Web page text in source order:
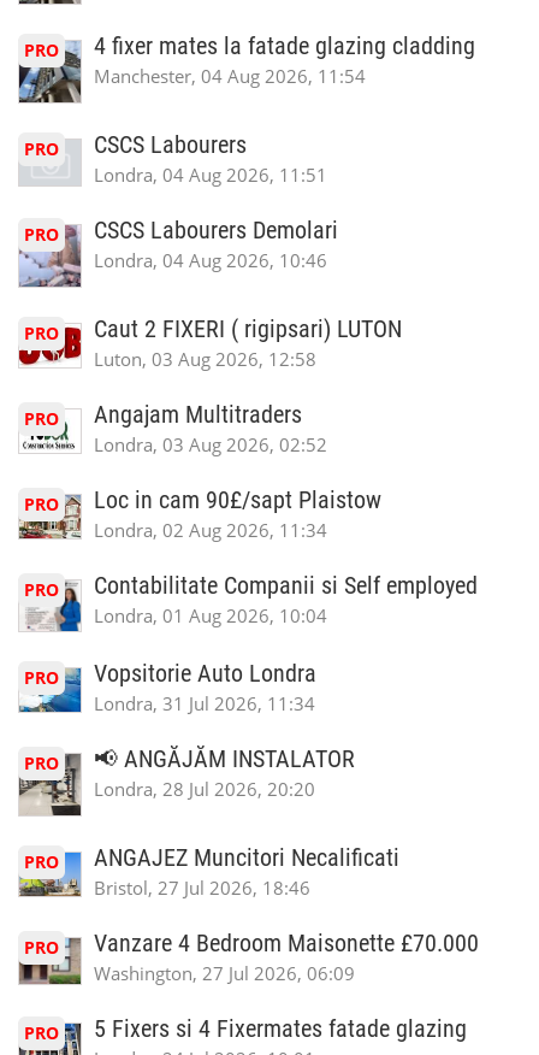
PRO 4 fixer mates la fatade glazing cladding
Manchester, 04 Aug 2026, 11:54
PRO CSCS Labourers
Londra, 04 Aug 2026, 11:51
PRO CSCS Labourers Demolari
Londra, 04 Aug 2026, 10:46
PRO Caut 2 FIXERI ( rigipsari) LUTON
Luton, 03 Aug 2026, 12:58
PRO Angajam Multitraders
Londra, 03 Aug 2026, 02:52
PRO Loc in cam 90£/sapt Plaistow
Londra, 02 Aug 2026, 11:34
PRO Contabilitate Companii si Self employed
Londra, 01 Aug 2026, 10:04
PRO Vopsitorie Auto Londra
Londra, 31 Jul 2026, 11:34
PRO 📢 ANGĂJĂM INSTALATOR
Londra, 28 Jul 2026, 20:20
PRO ANGAJEZ Muncitori Necalificati
Bristol, 27 Jul 2026, 18:46
PRO Vanzare 4 Bedroom Maisonette £70.000
Washington, 27 Jul 2026, 06:09
PRO 5 Fixers si 4 Fixermates fatade glazing